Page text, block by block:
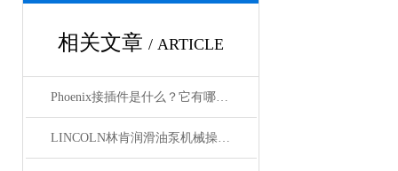
相关文章 / ARTICLE
Phoenix接插件是什么？它有哪些应用？
LINCOLN林肯润滑油泵机械操作原理